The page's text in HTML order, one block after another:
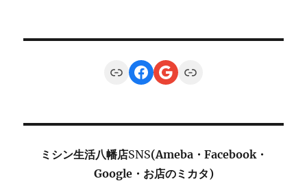
LinkFacebook
Google
Link
ミシン生活八幡店SNS(Ameba・Facebook・
Google・お店のミカタ)